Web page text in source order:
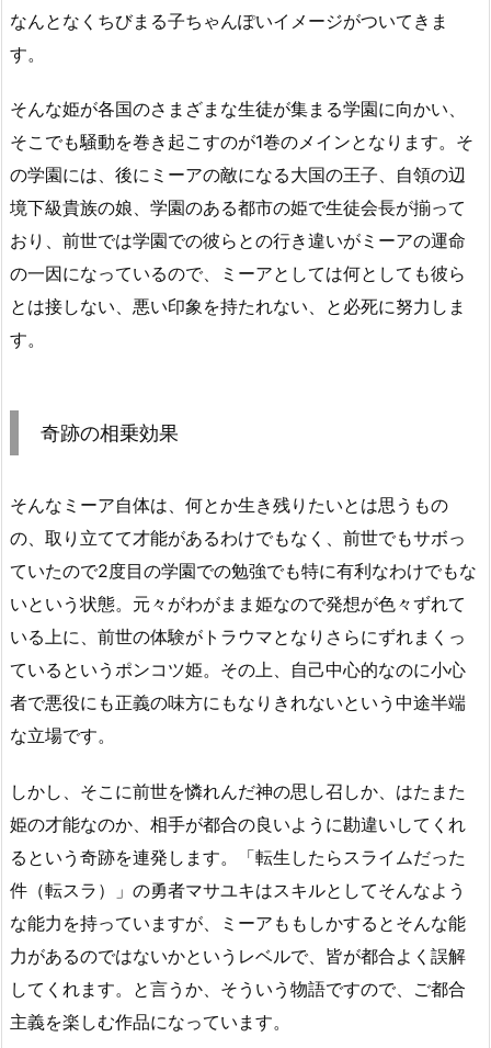
なんとなくちびまる子ちゃんぽいイメージがついてきま
す。
そんな姫が各国のさまざまな生徒が集まる学園に向かい、
そこでも騒動を巻き起こすのが1巻のメインとなります。そ
の学園には、後にミーアの敵になる大国の王子、自領の辺
境下級貴族の娘、学園のある都市の姫で生徒会長が揃って
おり、前世では学園での彼らとの行き違いがミーアの運命
の一因になっているので、ミーアとしては何としても彼ら
とは接しない、悪い印象を持たれない、と必死に努力しま
す。
奇跡の相乗効果
そんなミーア自体は、何とか生き残りたいとは思うもの
の、取り立てて才能があるわけでもなく、前世でもサボっ
ていたので2度目の学園での勉強でも特に有利なわけでもな
いという状態。元々がわがまま姫なので発想が色々ずれて
いる上に、前世の体験がトラウマとなりさらにずれまくっ
ているというポンコツ姫。その上、自己中心的なのに小心
者で悪役にも正義の味方にもなりきれないという中途半端
な立場です。
しかし、そこに前世を憐れんだ神の思し召しか、はたまた
姫の才能なのか、相手が都合の良いように勘違いしてくれ
るという奇跡を連発します。「転生したらスライムだった
件（転スラ）」の勇者マサユキはスキルとしてそんなよう
な能力を持っていますが、ミーアももしかするとそんな能
力があるのではないかというレベルで、皆が都合よく誤解
してくれます。と言うか、そういう物語ですので、ご都合
主義を楽しむ作品になっています。